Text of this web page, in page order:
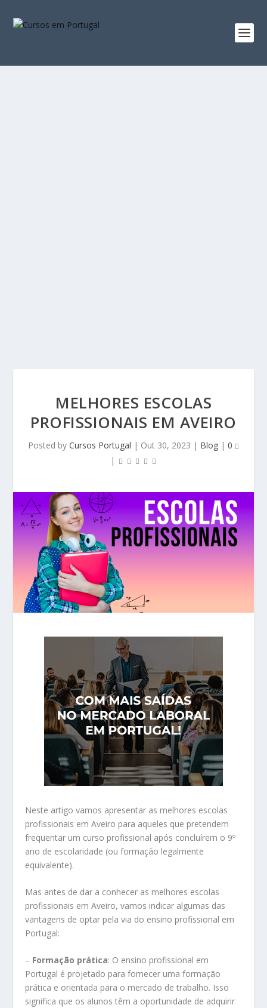
MELHORES ESCOLAS
PROFISSIONAIS EM AVEIRO
Posted by Cursos Portugal | Out 30, 2023 | Blog | 0
|
Neste artigo vamos apresentar as melhores escolas
profissionais em Aveiro para aqueles que pretendem
frequentar um curso profissional após concluírem o 9º
ano de escolaridade (ou formação legalmente
equivalente).
Mas antes de dar a conhecer as melhores escolas
profissionais em Aveiro, vamos indicar algumas das
vantagens de optar pela via do ensino profissional em
Portugal:
– Formação prática: O ensino profissional em
Portugal é projetado para fornecer uma formação
prática e orientada para o mercado de trabalho. Isso
significa que os alunos têm a oportunidade de adquirir